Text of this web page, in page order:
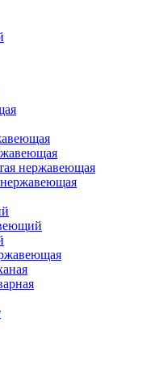
нержавеющая
нержавеющая